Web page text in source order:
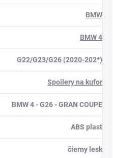
BMW
BMW 4
G22/G23/G26 (2020-202*)
Spoilery na kufor
BMW 4 - G26 - GRAN COUPE
ABS plast
čierny lesk